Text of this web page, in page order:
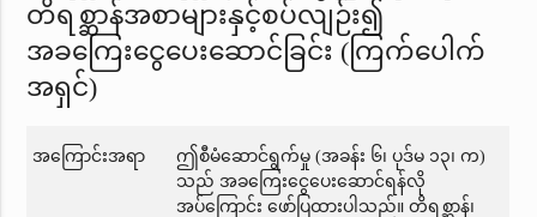
တိရစ္ဆာန်အစာများနှင့်စပ်လျဉ်း၍
အခကြေးငွေပေးဆောင်ခြင်း (ကြက်ပေါက်
အရှင်)
အကြောင်းအရာ
ဤစီမံဆောင်ရွက်မှု (အခန်း ၆၊ ပုဒ်မ ၁၃၊ က)
သည် အခကြေးငွေပေးဆောင်ရန်လို
အပ်ကြောင်း ဖော်ပြထားပါသည်။ တိရစ္ဆာန်၊